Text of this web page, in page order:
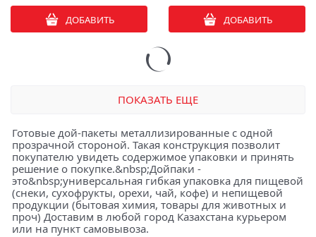
ДОБАВИТЬ ДОБАВИТЬ
ПОКАЗАТЬ ЕЩЕ
Готовые дой-пакеты металлизированные с одной
прозрачной стороной. Такая конструкция позволит
покупателю увидеть содержимое упаковки и принять
решение о покупке.&nbsp;Дойпаки -
это&nbsp;универсальная гибкая упаковка для пищевой
(снеки, сухофрукты, орехи, чай, кофе) и непищевой
продукции (бытовая химия, товары для животных и
проч) Доставим в любой город Казахстана курьером
или на пункт самовывоза.